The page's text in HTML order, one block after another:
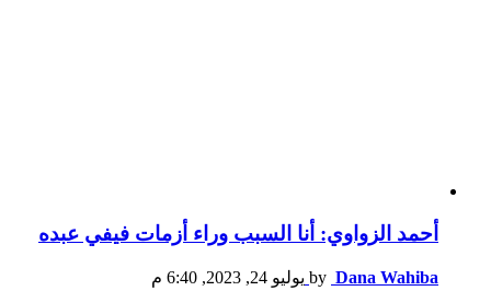
أحمد الزواوي: أنا السبب وراء أزمات فيفي عبده
by Dana Wahiba يوليو 24, 2023, 6:40 م